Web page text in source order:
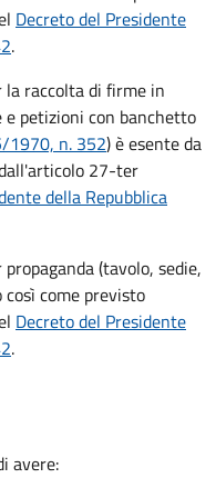
Decreto del Presidente
.
la raccolta di firme in
e petizioni con banchetto
1970, n. 352) è esente da
27-ter
della Repubblica
(tavolo, sedie,
così come previsto
Decreto del Presidente
.
avere: